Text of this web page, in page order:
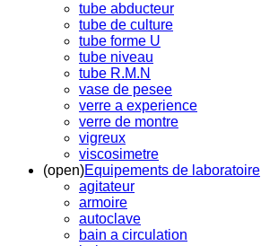
tube abducteur
tube de culture
tube forme U
tube niveau
tube R.M.N
vase de pesee
verre a experience
verre de montre
vigreux
viscosimetre
(open)Equipements de laboratoire
agitateur
armoire
autoclave
bain a circulation